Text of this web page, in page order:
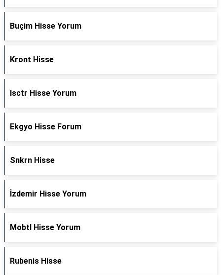
Buçim Hisse Yorum
Kront Hisse
Isctr Hisse Yorum
Ekgyo Hisse Forum
Snkrn Hisse
İzdemir Hisse Yorum
Mobtl Hisse Yorum
Rubenis Hisse